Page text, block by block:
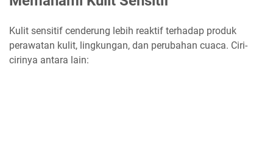
Kulit sensitif cenderung lebih reaktif terhadap produk
perawatan kulit, lingkungan, dan perubahan cuaca. Ciri-
cirinya antara lain: